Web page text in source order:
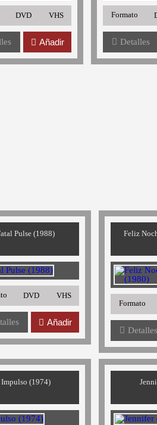
DVD VHS
Añadir
Formato
Detalles
Pulse (1988)
DVD VHS
Añadir
Feliz
Formato
Detalles
Impulso (1974)